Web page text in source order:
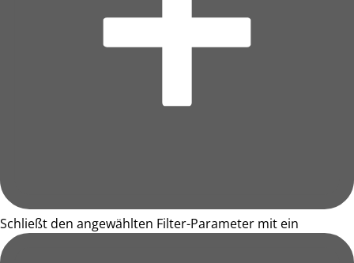
Schließt den angewählten Filter-Parameter mit ein